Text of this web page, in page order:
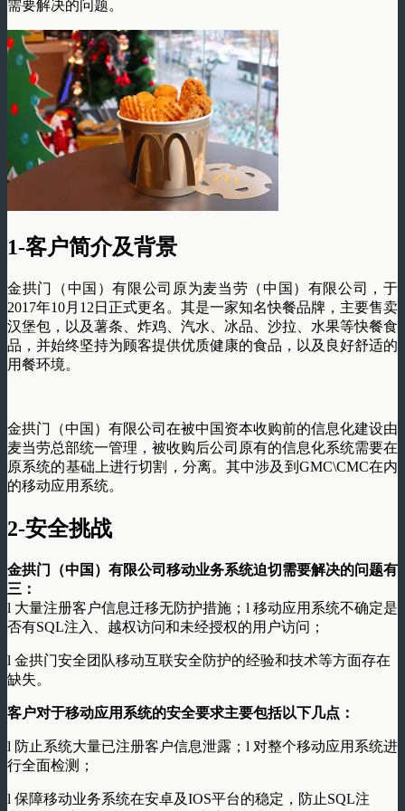
需要解决的问题。
1-客户简介及背景
金拱门（中国）有限公司原为麦当劳（中国）有限公司，于
2017年10月12日正式更名。其是一家知名快餐品牌，主要售卖
汉堡包，以及薯条、炸鸡、汽水、冰品、沙拉、水果等快餐食
品，并始终坚持为顾客提供优质健康的食品，以及良好舒适的
用餐环境。
金拱门（中国）有限公司在被中国资本收购前的信息化建设由
麦当劳总部统一管理，被收购后公司原有的信息化系统需要在
原系统的基础上进行切割，分离。其中涉及到GMC\CMC在内
的移动应用系统。
2-安全挑战
金拱门（中国）有限公司移动业务系统迫切需要解决的问题有
三：
l 大量注册客户信息迁移无防护措施；l 移动应用系统不确定是
否有SQL注入、越权访问和未经授权的用户访问；
l 金拱门安全团队移动互联安全防护的经验和技术等方面存在
缺失。
客户对于移动应用系统的安全要求主要包括以下几点：
l 防止系统大量已注册客户信息泄露；l 对整个移动应用系统进
行全面检测；
l 保障移动业务系统在安卓及IOS平台的稳定，防止SQL注